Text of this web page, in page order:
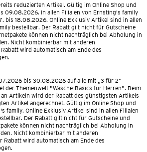
reduzierten Artikel. Gültig im Online Shop und
09.08.2026. In allen Filialen von Ernsting's family
bis 18.08.2026. Online Exklusiv Artikel sind in allen
bestellbar. Der Rabatt gilt nicht für Gutscheine
können nicht nachträglich bei Abholung in
Nicht kombinierbar mit anderen
wird automatisch am Ende des
bis 30.08.2026 auf alle mit „3 für 2“
der Themenwelt "Wäsche-Basics für Herren". Beim
Artikeln wird der Rabatt des günstigsten Artikels
Artikel angerechnet. Gültig im Online Shop und
family. Online Exklusiv Artikel sind in allen Filialen
Der Rabatt gilt nicht für Gutscheine und
können nicht nachträglich bei Abholung in
Nicht kombinierbar mit anderen
wird automatisch am Ende des